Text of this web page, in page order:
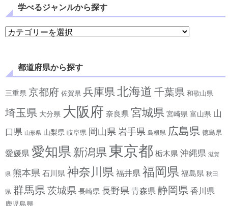
学べるジャンルから探す
学べるジャンルから探す
都道府県から探す
三重県 京都府 佐賀県 兵庫県 北海道 千葉県 和歌山県
埼玉県 大分県 大阪府 奈良県 宮城県 宮崎県 富山県 山
口県 山形県 山梨県 岐阜県 岡山県 岩手県 島根県 広島県 徳島県
愛媛県 愛知県 新潟県 東京都 栃木県 沖縄県 滋賀
県 熊本県 石川県 神奈川県 福井県 福岡県 福島県 秋田
県 群馬県 茨城県 長崎県 長野県 青森県 静岡県 香川県
鹿児島県